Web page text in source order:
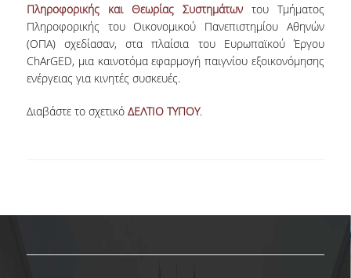
GUIDE AND STREAMS OF STUDY
PROGRAM COURSES
INTERNSHIP AND THESIS
TEACHING AND EXAMS
Πληροφορικής και Θεωρίας Συστημάτων του Τμήματος
Πληροφορικής του Οικονομικού Πανεπιστημίου Αθηνών
(ΟΠΑ) σχεδίασαν, στα πλαίσια του Ευρωπαϊκού Έργου
ChArGED, μια καινοτόμα εφαρμογή παιγνίου εξοικονόμησης
ενέργειας για κινητές συσκευές.
Διαβάστε το σχετικό ΔΕΛΤΙΟ ΤΥΠΟΥ.